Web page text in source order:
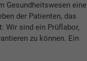
Gesundheitswesen eine
der Patienten, das
Wir sind ein Prüflabor,
zu können. Ein